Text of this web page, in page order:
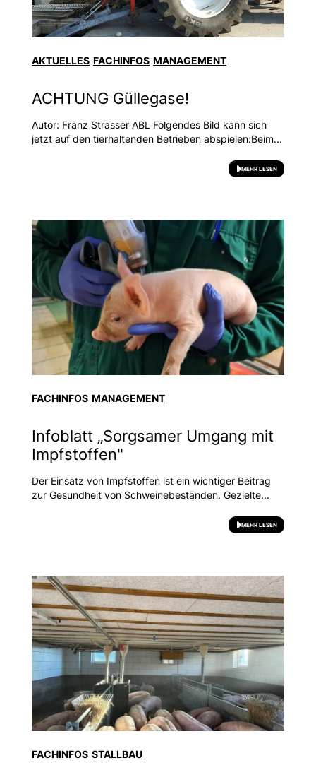
AKTUELLES FACHINFOS MANAGEMENT
ACHTUNG Güllegase!
Autor: Franz Strasser ABL Folgendes Bild kann sich
jetzt auf den tierhaltenden Betrieben abspielen:Beim...
MEHR LESEN
FACHINFOS MANAGEMENT
Infoblatt „Sorgsamer Umgang mit
Impfstoffen"
Der Einsatz von Impfstoffen ist ein wichtiger Beitrag
zur Gesundheit von Schweinebeständen. Gezielte...
MEHR LESEN
FACHINFOS STALLBAU